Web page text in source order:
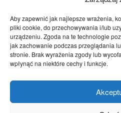
Aby zapewnić jak najlepsze wrażenia,
pliki cookie, do przechowywania i/lub
urządzeniu. Zgoda na te technologie
jak zachowanie podczas przeglądania
stronie. Brak wyrażenia zgody lub
wpłynąć na niektóre cechy i funkcje.
Temat dnia
Publicystyka
Polityka
Polska
Społeczeństwo